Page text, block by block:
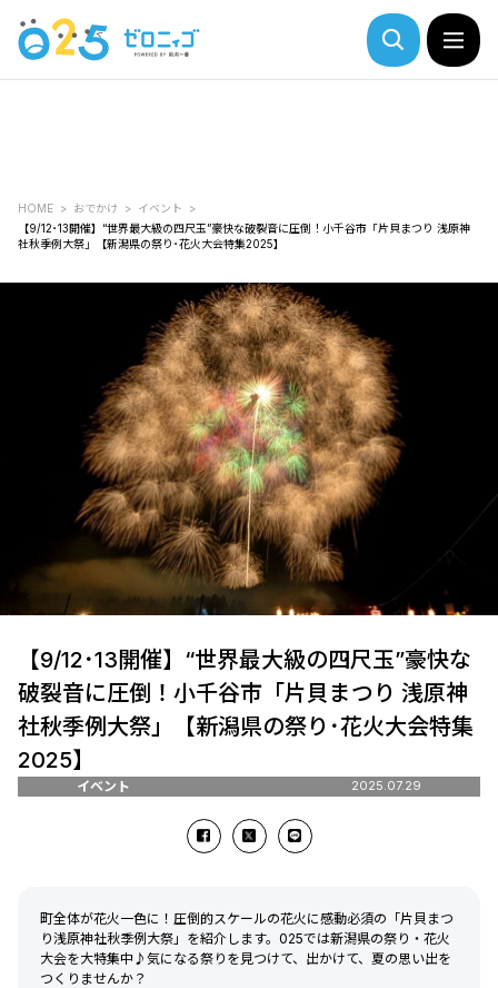
HOME おでかけ
イベント
【9/12･13開催】“世界最大級の四尺玉”豪快な破裂音に圧倒！小千谷市「片貝まつり 浅原神
社秋季例大祭」【新潟県の祭り･花火大会特集2025】
【9/12･13開催】“世界最大級の四尺玉”豪快な
破裂音に圧倒！小千谷市「片貝まつり 浅原神
社秋季例大祭」【新潟県の祭り･花火大会特集
2025】
イベント 2025.07.29
町全体が花火一色に！圧倒的スケールの花火に感動必須の「片貝まつ
り浅原神社秋季例大祭」を紹介します。025では新潟県の祭り・花火
大会を大特集中♪気になる祭りを見つけて、出かけて、夏の思い出を
つくりませんか？